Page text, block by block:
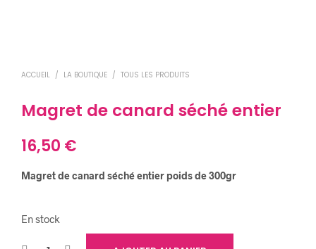
ACCUEIL / LA BOUTIQUE / TOUS LES PRODUITS
Magret de canard séché entier
16,50 €
Magret de canard séché entier poids de 300gr
En stock